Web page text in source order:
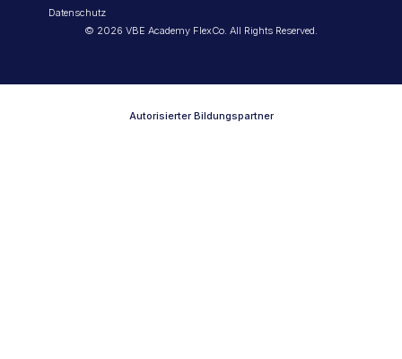
© 2026 VBE Academy FlexCo. All Rights Reserved.
Datenschutz
Autorisierter Bildungspartner